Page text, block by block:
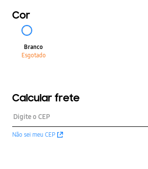
Cor
Branco
Esgotado
Calcular frete
Não sei meu CEP